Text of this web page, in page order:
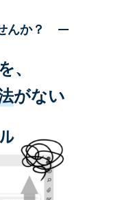
んか？
、
がない